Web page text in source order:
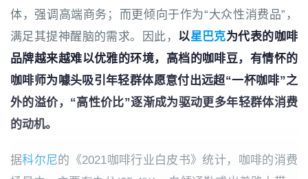
体，强调高端商务；而更倾向于作为“大众性消费品”，
满足其提神醒脑的需求。因此， 以星巴克为代表的咖啡
品牌越来越难以优雅的环境，高档的咖啡豆，有情怀的
咖啡师为噱头吸引年轻群体愿意付出远超“一杯咖啡”之
外的溢价，“高性价比”逐渐成为驱动更多年轻群体消费
的动机。
据科尔尼的《2021咖啡行业白皮书》统计，咖啡的消费